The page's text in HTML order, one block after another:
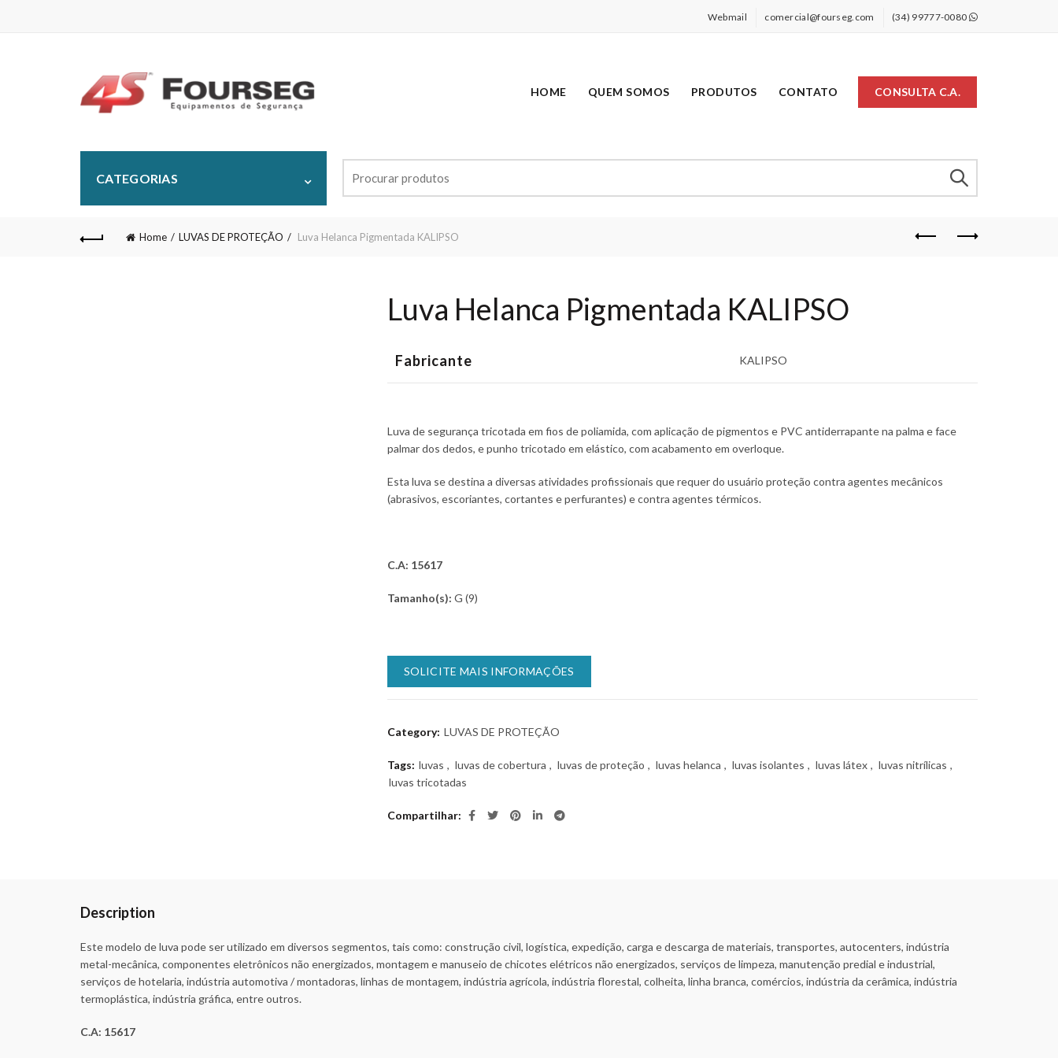
Webmail comercial@fourseg.com (34) 99777-0080
HOME QUEM SOMOS PRODUTOS CONTATO CONSULTA C.A.
CATEGORIAS
for:
Home LUVAS DE PROTEÇÃO Luva Helanca Pigmentada KALIPSO
Luva Helanca Pigmentada KALIPSO
Fabricante KALIPSO
Luva de segurança tricotada em fios de poliamida, com aplicação de pigmentos e PVC antiderrapante na palma e face
palmar dos dedos, e punho tricotado em elástico, com acabamento em overloque.
Esta luva se destina a diversas atividades profissionais que requer do usuário proteção contra agentes mecânicos
(abrasivos, escoriantes, cortantes e perfurantes) e contra agentes térmicos.
C.A: 15617
Tamanho(s): G (9)
SOLICITE MAIS INFORMAÇÕES
Category: LUVAS DE PROTEÇÃO
Tags: luvas , luvas de cobertura , luvas de proteção , luvas helanca , luvas isolantes , luvas látex , luvas nitrílicas ,
luvas tricotadas
Compartilhar
Description
Este modelo de luva pode ser utilizado em diversos segmentos, tais como: construção civil, logística, expedição, carga e descarga de materiais, transportes, autocenters, indústria
metal-mecânica, componentes eletrônicos não energizados, montagem e manuseio de chicotes elétricos não energizados, serviços de limpeza, manutenção predial e industrial,
serviços de hotelaria, indústria automotiva / montadoras, linhas de montagem, indústria agrícola, indústria florestal, colheita, linha branca, comércios, indústria da cerâmica, indústria
termoplástica, indústria gráfica, entre outros.
C.A: 15617